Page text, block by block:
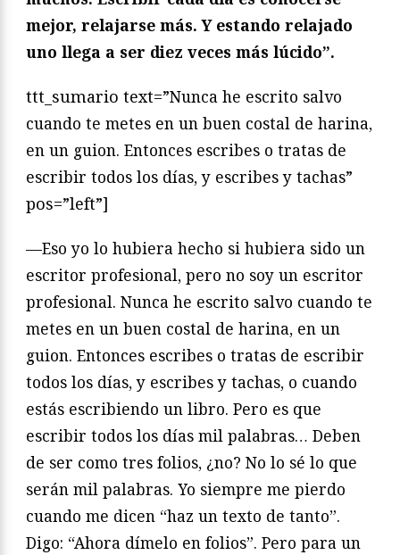
mejor, relajarse más. Y estando relajado
uno llega a ser diez veces más lúcido”.
ttt_sumario text=”Nunca he escrito salvo
cuando te metes en un buen costal de harina,
en un guion. Entonces escribes o tratas de
escribir todos los días, y escribes y tachas”
pos=”left”]
—Eso yo lo hubiera hecho si hubiera sido un
escritor profesional, pero no soy un escritor
profesional. Nunca he escrito salvo cuando te
metes en un buen costal de harina, en un
guion. Entonces escribes o tratas de escribir
todos los días, y escribes y tachas, o cuando
estás escribiendo un libro. Pero es que
escribir todos los días mil palabras… Deben
de ser como tres folios, ¿no? No lo sé lo que
serán mil palabras. Yo siempre me pierdo
cuando me dicen “haz un texto de tanto”.
Digo: “Ahora dímelo en folios”. Pero para un